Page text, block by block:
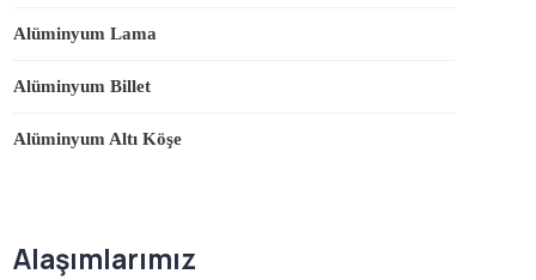
Alüminyum Lama
Alüminyum Billet
Alüminyum Altı Köşe
Alaşımlarımız